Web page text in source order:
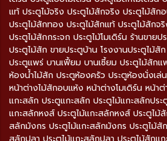
แท้ ประตูไม้จริง ประตูไม้สักจริง ประตูไม้สัก
ประตูไม้สักทอง ประตูไม้สักแท้ ประตูไม้สักจ
ประตูไม้สักกระจก ประตูไม้โมเดิร์น ร้านขาย
ประตูไม้สัก ขายประตูบ้าน โรงงานประตูไม้สั
ประตูแพร่ บานเฟี้ยม บานเซี้ยม ประตูไม้สัก
ห้องน้ำไม้สัก ประตูห้องครัว ประตูห้องนั่งเล่
หน้าต่างไม้สักอบแห้ง หน้าต่างโมเดิร์น หน้าต่
แกะสลัก ประตูแกะสลัก ประตูไม้แกะสลักปร
แกะสลักหงส์ ประตูไม้แกะสลักหงส์ ประตูไม้
สลักมังกร ประตูไม้แกะสลักมังกร ประตูไม้สั